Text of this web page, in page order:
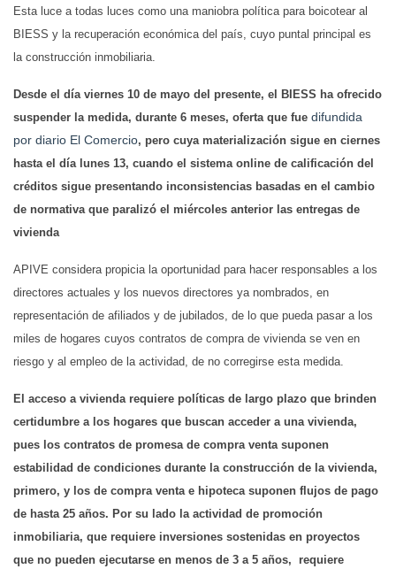
Esta luce a todas luces como una maniobra política para boicotear al
BIESS y la recuperación económica del país, cuyo puntal principal es
la construcción inmobiliaria.
Desde el día viernes 10 de mayo del presente, el BIESS ha ofrecido
suspender la medida, durante 6 meses, oferta que fue difundida
por diario El Comercio, pero cuya materialización sigue en ciernes
hasta el día lunes 13, cuando el sistema online de calificación del
créditos sigue presentando inconsistencias basadas en el cambio
de normativa que paralizó el miércoles anterior las entregas de
vivienda
APIVE considera propicia la oportunidad para hacer responsables a los
directores actuales y los nuevos directores ya nombrados, en
representación de afiliados y de jubilados, de lo que pueda pasar a los
miles de hogares cuyos contratos de compra de vivienda se ven en
riesgo y al empleo de la actividad, de no corregirse esta medida.
El acceso a vivienda requiere políticas de largo plazo que brinden
certidumbre a los hogares que buscan acceder a una vivienda,
pues los contratos de promesa de compra venta suponen
estabilidad de condiciones durante la construcción de la vivienda,
primero, y los de compra venta e hipoteca suponen flujos de pago
de hasta 25 años. Por su lado la actividad de promoción
inmobiliaria, que requiere inversiones sostenidas en proyectos
que no pueden ejecutarse en menos de 3 a 5 años, requiere